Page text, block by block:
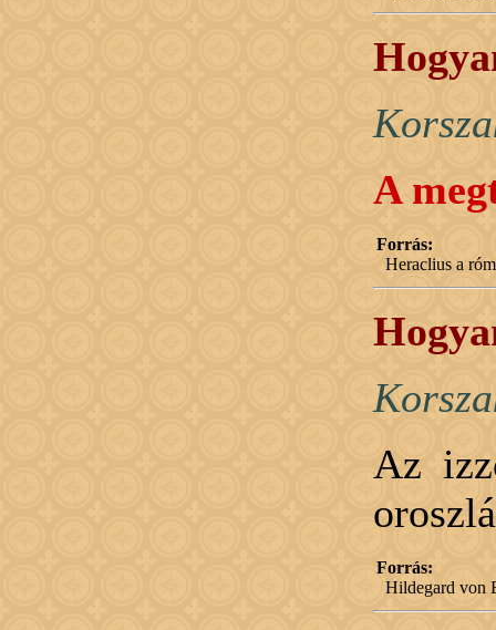
A
Forrás:
Heraclius a
Az
Forrás:
Hildegard von